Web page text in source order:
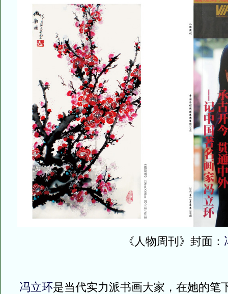
《人物周刊》封面：
冯立环是当代实力派书画大家，在她的笔